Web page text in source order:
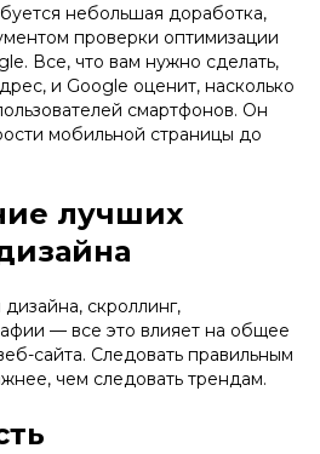
небольшая доработка,
проверки оптимизации
Все, что вам нужно сделать,
и Google оценит, насколько
смартфонов. Он
мобильной страницы до
лучших
скроллинг,
— все это влияет на общее
сайта. Следовать правильным
чем следовать трендам.